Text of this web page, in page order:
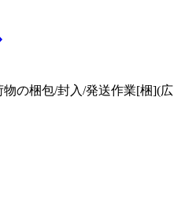
の梱包/封入/発送作業[梱](広